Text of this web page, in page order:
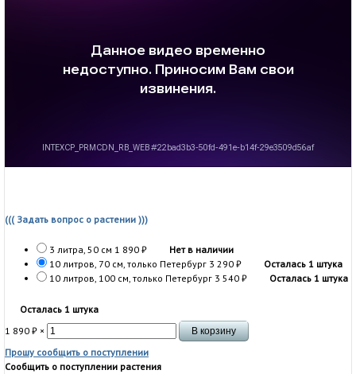
((( Задать вопрос о растении )))
3 литра, 50 см 1 890 ₽
Нет в наличии
10 литров, 70 см, только Петербург 3 290 ₽
Осталась 1 штука
10 литров, 100 см, только Петербург 3 540 ₽ Осталась 1 штука
Осталась 1 штука
1 890 ₽ ×
Прошу сообщить о поступлении
Сообщить о поступлении растения